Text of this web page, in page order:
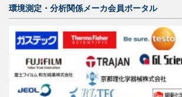
環境測定・分析関係メーカ会員ポータル